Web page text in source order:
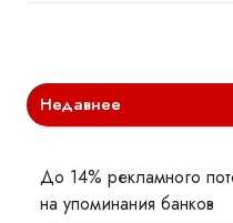
Недавнее
До 14% рекламного
на упоминания банков